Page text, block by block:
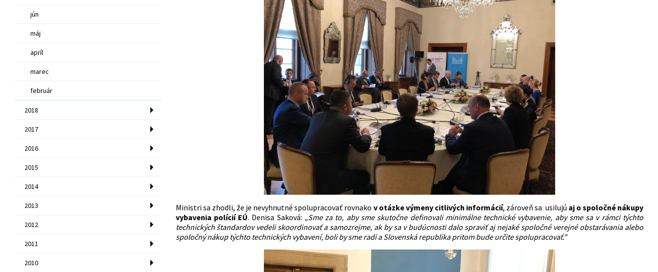
jún
máj
apríl
marec
február
2018
2017
2016
2015
2014
2013
2012
2011
2010
Ministri sa zhodli, že je nevyhnutné spolupracovať rovnako v otázke výmeny citlivých informácií, zároveň sa usilujú aj o spoločné nákupy
vybavenia polícií EÚ. Denisa Saková: „Sme za to, aby sme skutočne definovali minimálne technické vybavenie, aby sme sa v rámci týchto
technických štandardov vedeli skoordinovať a samozrejme, ak by sa v budúcnosti dalo spraviť aj nejaké spoločné verejné obstarávania alebo
spoločný nákup týchto technických vybavení, boli by sme radi a Slovenská republika pritom bude určite spolupracovať."